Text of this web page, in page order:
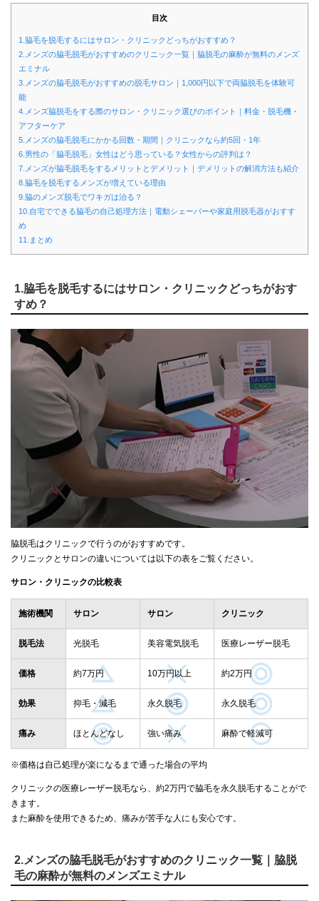
目次
1.脇毛を脱毛するにはサロン・クリニックどっちがおすすめ？
2.メンズの脇毛脱毛がおすすめのクリニック一覧｜脇脱毛の麻酔が無料のメンズ
エミナル
3.メンズの脇毛脱毛がおすすめの脱毛サロン｜1,000円以下で両脇脱毛を体験可
能
4.メンズ脇脱毛をする際のサロン・クリニック選びのポイント｜料金・脱毛機・
アフターケア
5.メンズの脇毛脱毛にかかる回数・期間｜クリニックなら約5回・1年
6.男性の「脇毛脱毛」女性はどう思っている？女性からの評判は？
7.メンズが脇毛脱毛をするメリットとデメリット｜デメリットの解消方法も紹介
8.脇毛を脱毛するメンズが増えている理由
9.脇のメンズ脱毛でワキガは治る？
10.自宅でできる脇毛の自己処理方法｜電動シェーバーや家庭用脱毛器がおすす
め
11.まとめ
1.脇毛を脱毛するにはサロン・クリニックどっちがおす
すめ？
脇脱毛はクリニックで行うのがおすすめです。
クリニックとサロンの違いについては以下の表をご覧ください。
サロン・クリニックの比較表
施術機関 サロン サロン クリニック
脱毛法 光脱毛 美容電気脱毛 医療レーザー脱毛
価格 約7万円 10万円以上 約2万円
効果 抑毛・減毛 永久脱毛 永久脱毛
痛み ほとんどなし 強い痛み 麻酔で軽減可
※価格は自己処理が楽になるまで通った場合の平均
クリニックの医療レーザー脱毛なら、約2万円で脇毛を永久脱毛することがで
きます。
また麻酔を使用できるため、痛みが苦手な人にも安心です。
2.メンズの脇毛脱毛がおすすめのクリニック一覧｜脇脱
毛の麻酔が無料のメンズエミナル